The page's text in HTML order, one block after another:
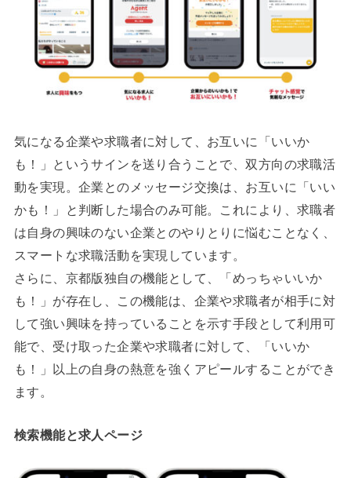
気になる企業や求職者に対して、お互いに「いいか
も！」というサインを送り合うことで、双方向の求職活
動を実現。企業とのメッセージ交換は、お互いに「いい
かも！」と判断した場合のみ可能。これにより、求職者
は自身の興味のない企業とのやりとりに悩むことなく、
スマートな求職活動を実現しています。
さらに、京都版独自の機能として、「めっちゃいいか
も！」が存在し、この機能は、企業や求職者が相手に対
して強い興味を持っていることを示す手段として利用可
能で、受け取った企業や求職者に対して、「いいか
も！」以上の自身の熱意を強くアピールすることができ
ます。
検索機能と求人ページ